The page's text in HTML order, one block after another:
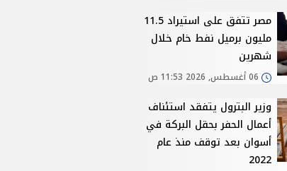
مصر تتفق على استيراد 11.5
مليون برميل نفط خام خلال
شهرين
06 أغسطس, 2026 11:53 ص
وزير البترول يتفقد استئناف
أعمال الحفر بحقل البركة في
أسوان بعد توقف منذ عام
2022